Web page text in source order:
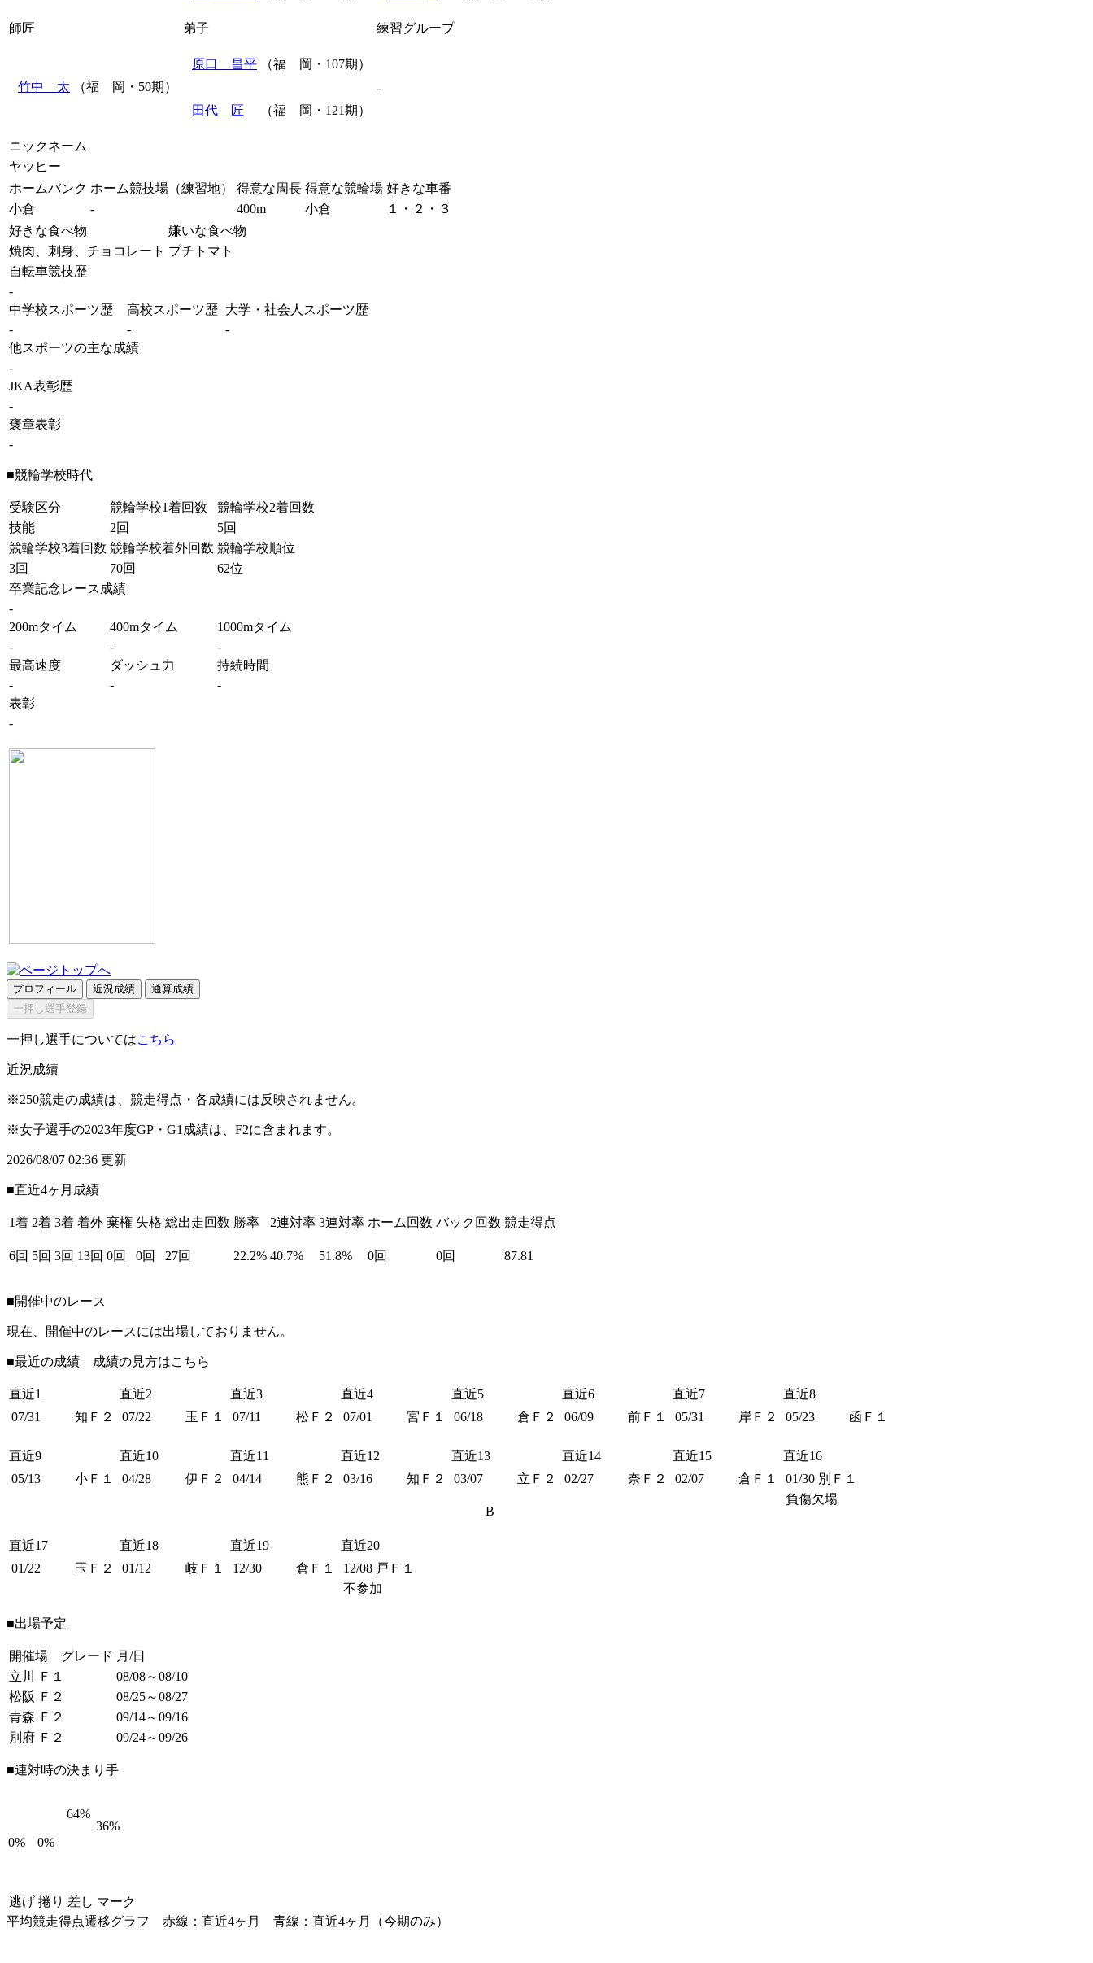
師匠 弟子 練習グループ
竹中 太 （福 岡・50期）
原口 昌平 （福 岡・107期）
田代 匠 （福 岡・121期）
-
ニックネーム
ヤッヒー
ホームバンク ホーム競技場（練習地） 得意な周長 得意な競輪場 好きな車番
小倉
- 400m 小倉
１・２・３
好きな食べ物
嫌いな食べ物
焼肉、刺身、チョコレート プチトマト
自転車競技歴
-
中学校スポーツ歴
高校スポーツ歴 大学・社会人スポーツ歴
-
-
-
他スポーツの主な成績
-
JKA表彰歴
-
褒章表彰
-
■競輪学校時代
受験区分 競輪学校1着回数
競輪学校2着回数
技能
2回
5回
競輪学校3着回数 競輪学校着外回数 競輪学校順位
3回
70回
62位
卒業記念レース成績
-
200mタイム
400mタイム
1000mタイム
-
-
-
最高速度
ダッシュ力
持続時間
-
-
-
表彰
-
プロフィール 近況成績
通算成績
一押し選手登録
一押し選手についてはこちら
近況成績
※250競走の成績は、競走得点・各成績には反映されません。
※女子選手の2023年度GP・G1成績は、F2に含まれます。
2026/08/07 02:36 更新
■直近4ヶ月成績
1着 2着 3着 着外 棄権 失格 総出走回数 勝率 2連対率 3連対率 ホーム回数 バック回数 競走得点
6回 5回 3回 13回 0回 0回 27回 22.2% 40.7% 51.8% 0回 0回 87.81
■開催中のレース
現在、開催中のレースには出場しておりません。
■最近の成績 成績の見方はこちら
直近1 直近2 直近3 直近4 直近5 直近6 直近7
直近8
07/31
知Ｆ２ 07/22 玉Ｆ１ 07/11 松Ｆ２ 07/01 宮Ｆ１ 06/18 倉Ｆ２ 06/09 前Ｆ１ 05/31 岸Ｆ２ 05/23 函Ｆ１
直近9 直近10 直近11 直近12 直近13 直近14 直近15
直近16
05/13
小Ｆ１ 04/28 伊Ｆ２ 04/14 熊Ｆ２ 03/16 知Ｆ２ 03/07 立Ｆ２
B
02/27 奈Ｆ２ 02/07 倉Ｆ１ 01/30 別Ｆ１
負傷欠場
直近17 直近18 直近19
直近20
01/22
玉Ｆ２ 01/12 岐Ｆ１ 12/30 倉Ｆ１ 12/08 戸Ｆ１
不参加
■出場予定
開催場 グレード 月/日
立川 Ｆ１
08/08～08/10
松阪 Ｆ２
08/25～08/27
青森 Ｆ２
09/14～09/16
別府 Ｆ２
09/24～09/26
■連対時の決まり手
0% 0%
64%
36%
逃げ 捲り 差し マーク
平均競走得点遷移グラフ 赤線：直近4ヶ月 青線：直近4ヶ月（今期のみ）